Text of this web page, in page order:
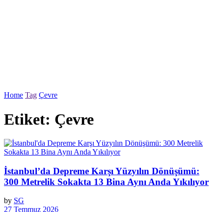
Home Tag Çevre
Etiket: Çevre
İstanbul’da Depreme Karşı Yüzyılın Dönüşümü:
300 Metrelik Sokakta 13 Bina Aynı Anda Yıkılıyor
by SG
27 Temmuz 2026